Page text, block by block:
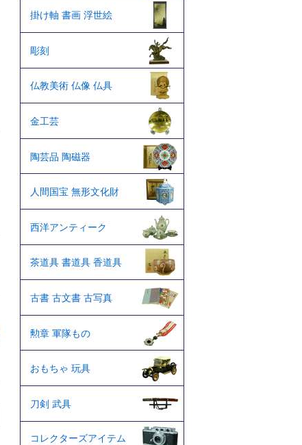
掛け軸 書画 浮世絵
彫刻
仏教美術 仏像 仏具
金工芸
陶芸品 陶磁器
人間国宝 無形文化財
西洋アンティーク
茶道具 書道具 香道具
古書 古文書 古写真
勲章 軍隊もの
おもちゃ 玩具
刀剣 武具
コレクターズアイテム